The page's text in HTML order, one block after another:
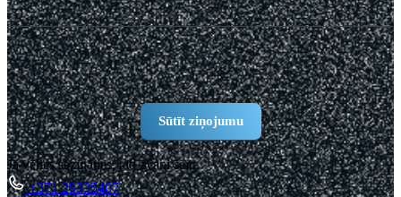
Ja vēlies sazināties, tad zvani šeit:
+371 29335407